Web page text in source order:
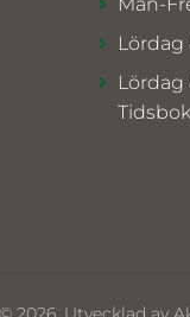
Lördag
Lördag